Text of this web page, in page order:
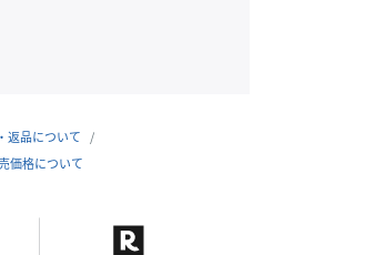
返品について
価格について